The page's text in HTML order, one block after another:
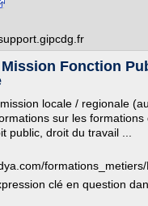
Fonction
locale / regionale
sur les formations
public, droit du travail ...
clé en question